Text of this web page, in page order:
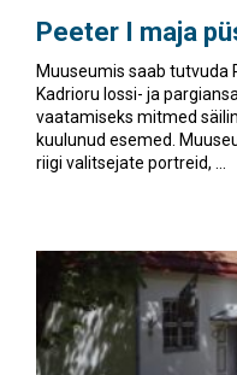
Peeter I maja
Muuseumis saab tutvuda
Kadrioru lossi- ja
vaatamiseks mitmed
kuulunud esemed.
riigi valitsejate portreid, ...